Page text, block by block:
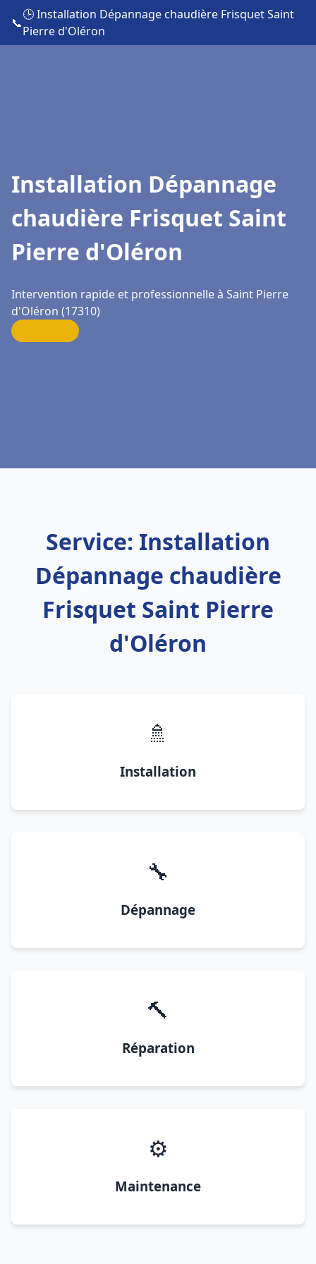
📞
🕒 Installation Dépannage chaudière Frisquet Saint
Pierre d'Oléron
Installation Dépannage
chaudière Frisquet Saint
Pierre d'Oléron
Intervention rapide et professionnelle à Saint Pierre
d'Oléron (17310)
Service: Installation
Dépannage chaudière
Frisquet Saint Pierre
d'Oléron
🚿
Installation
🔧
Dépannage
🔨
Réparation
⚙️
Maintenance